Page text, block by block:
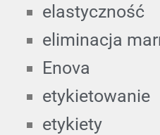
elastyczność
eliminacja
Enova
etykietowanie
etykiety